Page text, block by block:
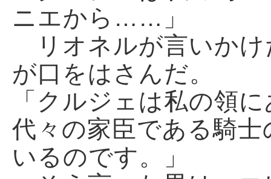
ニエから……」
リオネルが言いかけ
が口をはさんだ。
「クルジェは私の領
代々の家臣である騎
いるのです。」